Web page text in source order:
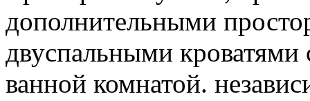
дополнительными
двуспальными
ванной комнатой.